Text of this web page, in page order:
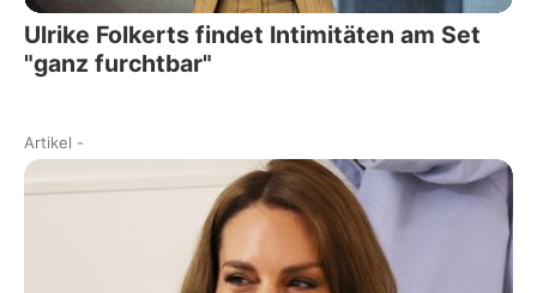
Ulrike Folkerts findet Intimitäten am Set
"ganz furchtbar"
Artikel -